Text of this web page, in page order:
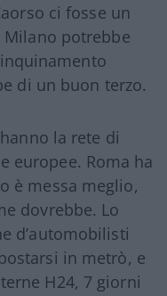
ci fosse un
potrebbe
di un buon terzo.
la rete di
europee. Roma ha
è messa meglio,
dovrebbe. Lo
d’automobilisti
in metrò, e
H24, 7 giorni